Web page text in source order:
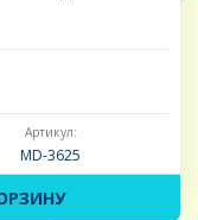
Артикул:
MD-3625